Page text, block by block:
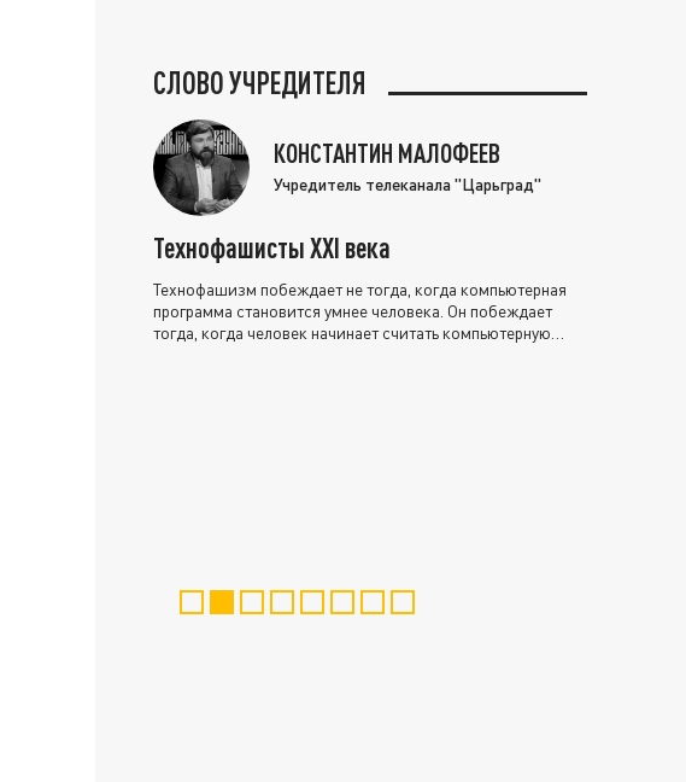
СЛОВО УЧРЕДИТЕЛЯ
КОНСТАНТИН МАЛОФЕЕВ
Учредитель телеканала "Царьград"
Технофашисты XXI века
Технофашизм побеждает не тогда, когда компьютерная
программа становится умнее человека. Он побеждает
тогда, когда человек начинает считать компьютерную